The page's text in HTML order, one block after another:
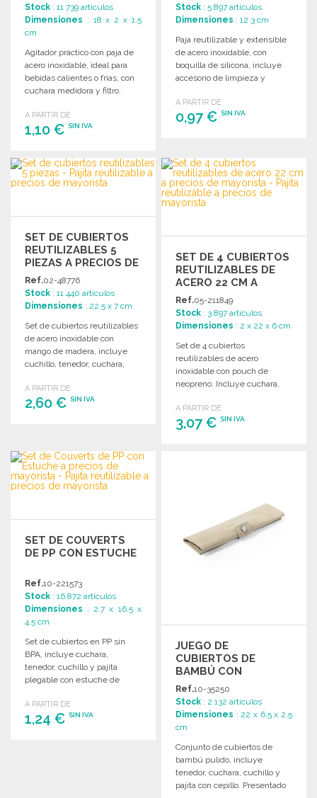
Stock : 11 739 artículos
Dimensiones : 18 x 2 x 1.5
cm
Agitador práctico con paja de
acero inoxidable, ideal para
bebidas calientes o frías, con
cuchara medidora y filtro.
A PARTIR DE
1,10 € SIN IVA
PEDIR
Solicitar un presupuesto
Stock : 5 897 artículos
Dimensiones : 12.3 cm
Paja reutilizable y extensible
de acero inoxidable, con
boquilla de silicona, incluye
accesorio de limpieza y
A PARTIR DE
0,97 €SIN IVA
Solicitar un presupuesto
SET DE CUBIERTOS
REUTILIZABLES 5
PIEZAS A PRECIOS DE
MAYORISTA
Ref.02-48776
Stock : 11 440 artículos
Dimensiones : 22.5 x 7 cm
Set de cubiertos reutilizables
de acero inoxidable con
mango de madera, incluye
cuchillo, tenedor, cuchara,
A PARTIR DE
2,60 € SIN IVA
Solicitar un presupuesto
SET DE 4 CUBIERTOS
REUTILIZABLES DE
ACERO 22 CM A
PRECIOS DE
MAYORISTA
Ref.05-211849
Stock : 3 897 artículos
Dimensiones : 2 x 22 x 6 cm
Set de 4 cubiertos
reutilizables de acero
inoxidable con pouch de
neopreno. Incluye cuchara,
cepillo.
A PARTIR DE
3,07 €SIN IVA
SET DE COUVERTS
DE PP CON ESTUCHE
Ref.10-221573
Stock : 16 872 artículos
Dimensiones : 2.7 x 16.5 x
4.5 cm
Set de cubiertos en PP sin
BPA, incluye cuchara,
tenedor, cuchillo y pajita
plegable con estuche de
A PARTIR DE
1,24 € SIN IVA
JUEGO DE
CUBIERTOS DE
BAMBÚ CON
ESTUCHE
Ref.10-35250
Stock : 2 132 artículos
Dimensiones : 22 x 6.5 x 2.5
cm
Conjunto de cubiertos de
bambú pulido, incluye
tenedor, cuchara, cuchillo y
pajita con cepillo. Presentado